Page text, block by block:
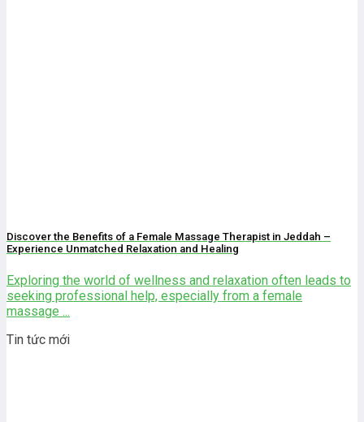
Discover the Benefits of a Female Massage Therapist in Jeddah –
Experience Unmatched Relaxation and Healing
Exploring the world of wellness and relaxation often leads to
seeking professional help, especially from a female
massage ...
Tin tức mới